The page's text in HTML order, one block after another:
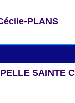
PLANS
SAINTE